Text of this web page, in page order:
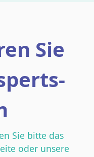
Sie
Sie bitte das
oder unsere